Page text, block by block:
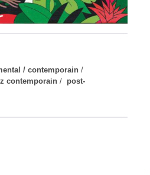
/ contemporain /
contemporain / post-